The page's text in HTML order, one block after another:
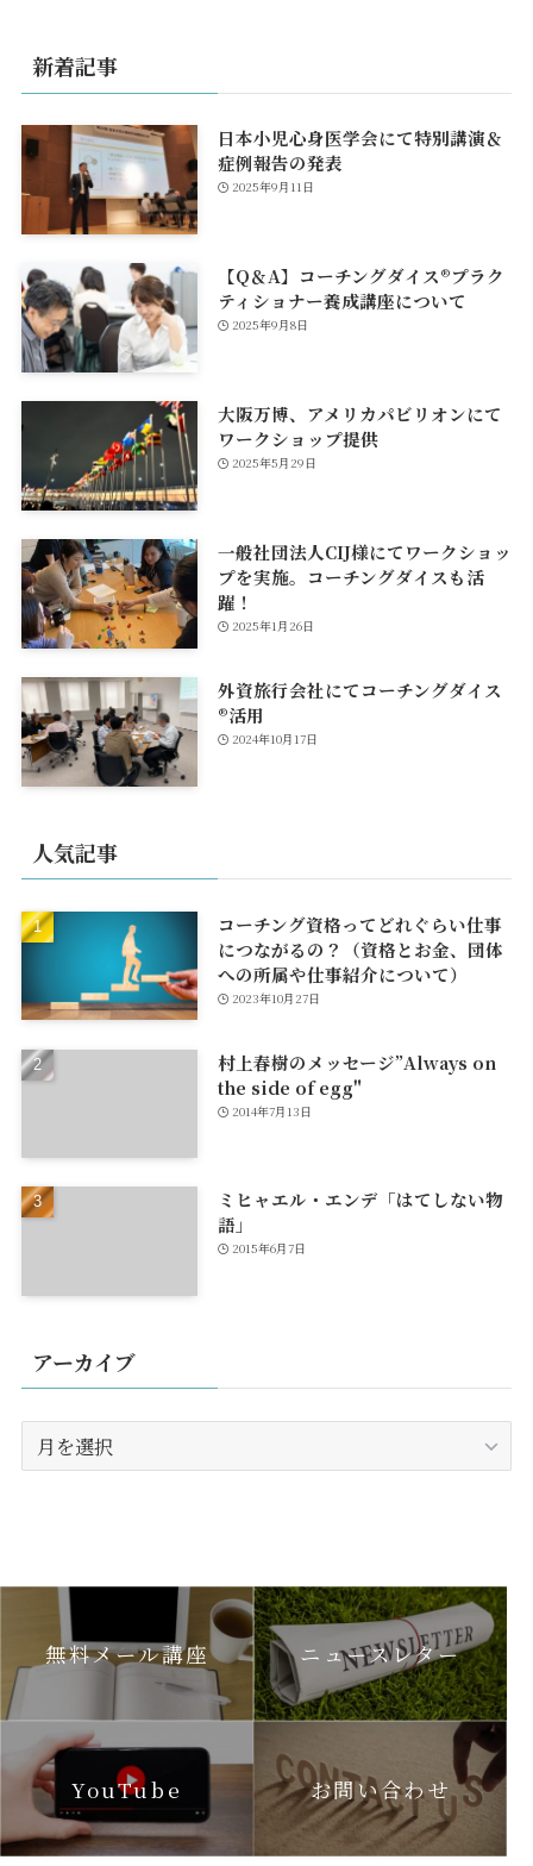
新着記事
日本小児心身医学会にて特別講演＆
症例報告の発表
2025年9月11日
【Q＆A】コーチングダイス®プラク
ティショナー養成講座について
2025年9月8日
大阪万博、アメリカパビリオンにて
ワークショップ提供
2025年5月29日
一般社団法人CIJ様にてワークショッ
プを実施。コーチングダイスも活
躍！
2025年1月26日
外資旅行会社にてコーチングダイス
®活用
2024年10月17日
人気記事
コーチング資格ってどれぐらい仕事
につながるの？（資格とお金、団体
への所属や仕事紹介について）
2023年10月27日
村上春樹のメッセージ”Always on
the side of egg"
2014年7月13日
ミヒャエル・エンデ「はてしない物
語」
2015年6月7日
アーカイブ
ー
無料メール講座 ニュースレター
YouTube お問い合わせ